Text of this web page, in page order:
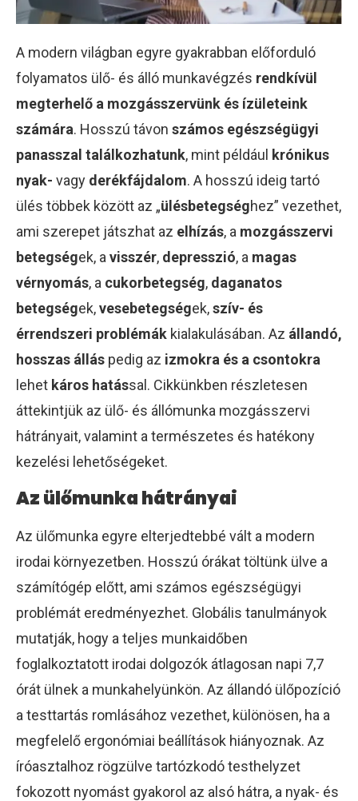
A modern világban egyre gyakrabban előforduló
folyamatos ülő- és álló munkavégzés rendkívül
megterhelő a mozgásszervünk és ízületeink
számára. Hosszú távon számos egészségügyi
panasszal találkozhatunk, mint például krónikus
nyak- vagy derékfájdalom. A hosszú ideig tartó
ülés többek között az „ülésbetegséghez” vezethet,
ami szerepet játszhat az elhízás, a mozgásszervi
betegségek, avisszér, depresszió, a magas
vérnyomás, a cukorbetegség, daganatos
betegségek,vesebetegségek,szív- és
érrendszeri problémák kialakulásában. Az állandó,
hosszas állás pedig az izmokra és a csontokra
lehet káros hatással. Cikkünkben részletesen
áttekintjük az ülő- és állómunka mozgásszervi
hátrányait, valamint a természetes és hatékony
kezelési lehetőségeket.
Az ülőmunka hátrányai
Az ülőmunka egyre elterjedtebbé vált a modern
irodai környezetben. Hosszú órákat töltünk ülve a
számítógép előtt, ami számos egészségügyi
problémát eredményezhet. Globális tanulmányok
mutatják, hogy a teljes munkaidőben
foglalkoztatott irodai dolgozók átlagosan napi 7,7
órát ülnek a munkahelyünkön. Az állandó ülőpozíció
a testtartás romlásához vezethet, különösen, ha a
megfelelő ergonómiai beállítások hiányoznak. Az
íróasztalhoz rögzülve tartózkodó testhelyzet
fokozott nyomást gyakorol az alsó hátra, a nyak- és